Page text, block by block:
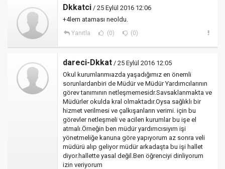
Dkkatci / 25 Eylül 2016 12:06
+4lern ataması neoldu.
Yanıtla (0) (0)
dareci-Dkkat / 25 Eylül 2016 12:05
Okul kurumlarımıazda yaşadığımız en önemli
sorunlardanbiri de Müdür ve Müdür Yardımcılarının
görev tanımının netleşmemesidr.Savsaklanmakta ve
Müdürler okulda kral olmaktadır.Oysa sağlıklı bir
hizmet verilmesi ve çalkışanların verimi. için bu
görevler netleşmeli ve acilen kurumlar bu işe el
atmalı.Örneğin ben müdür yardımcısıyım işi
yönetmeliğe kanuna göre yapıyorum az sonra veli
müdürü alıp geliyor müdür arkadaşta bu işi hallet
diyor.hallette yasal değil.Ben öğrenciyi dinliyorum
izin veriyorum